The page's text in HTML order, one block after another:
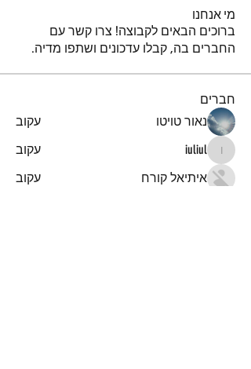
מי אנחנו
ברוכים הבאים לקבוצה! צרו קשר עם
החברים בה, קבלו עדכונים ושתפו מדיה.
חברים
נאור טויטו
עקוב
iuliul
iuliul
עקוב
איתיאל קורח
עקוב